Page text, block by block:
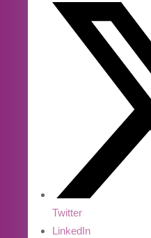
Twitter
LinkedIn